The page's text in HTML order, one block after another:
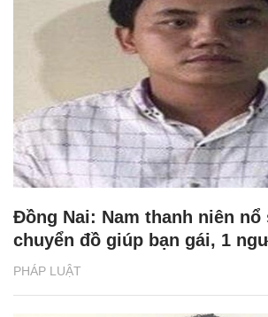
PHÁP LUẬT
Đồng Nai: Nam thanh niên nổ
chuyển đồ giúp bạn gái, 1